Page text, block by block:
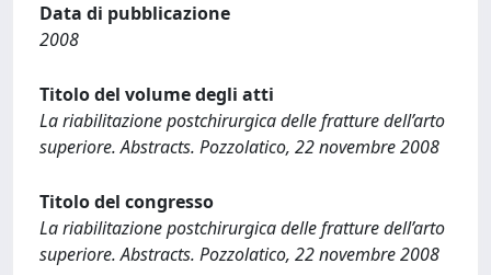
Data di pubblicazione
2008
Titolo del volume degli atti
La riabilitazione postchirurgica delle fratture dell’arto
superiore. Abstracts. Pozzolatico, 22 novembre 2008
Titolo del congresso
La riabilitazione postchirurgica delle fratture dell’arto
superiore. Abstracts. Pozzolatico, 22 novembre 2008